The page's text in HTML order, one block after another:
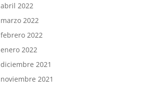
abril 2022
marzo 2022
febrero 2022
enero 2022
diciembre 2021
noviembre 2021